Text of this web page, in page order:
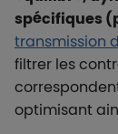
spécifiques
transmission
filtrer les
optimisant